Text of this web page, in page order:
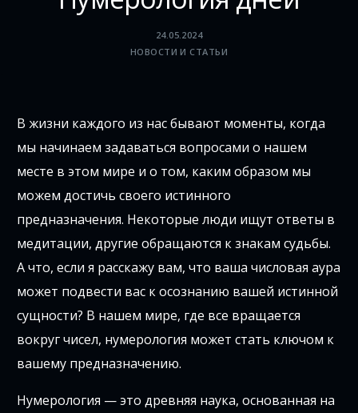
24.05.2024
НОВОСТИ И СТАТЬИ
В жизни каждого из нас бывают моменты, когда
мы начинаем задаваться вопросами о нашем
месте в этом мире и о том, каким образом мы
можем достичь своего истинного
предназначения. Некоторые люди ищут ответы в
медитации, другие обращаются к знакам судьбы.
А что, если я расскажу вам, что ваша числовая аура
может подвести вас к осознанию вашей истинной
сущности? В нашем мире, где все вращается
вокруг чисел, нумерология может стать ключом к
вашему предназначению.
Нумерология — это древняя наука, основанная на